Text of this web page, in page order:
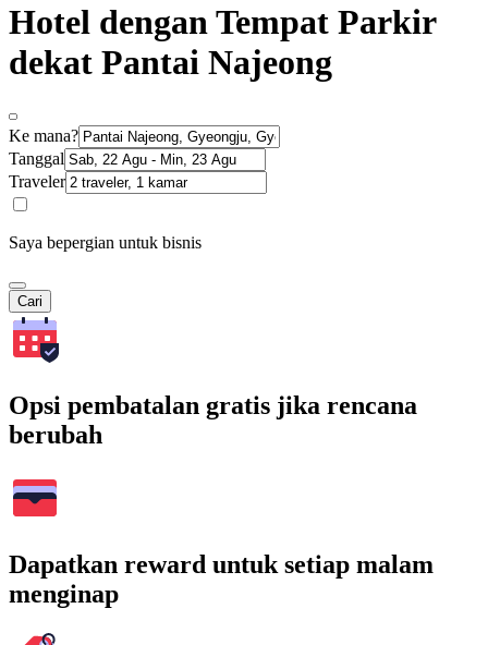
Hotel dengan Tempat Parkir
dekat Pantai Najeong
Ke mana?
Tanggal
Traveler
Saya bepergian untuk bisnis
Cari
Opsi pembatalan gratis jika rencana
berubah
Dapatkan reward untuk setiap malam
menginap